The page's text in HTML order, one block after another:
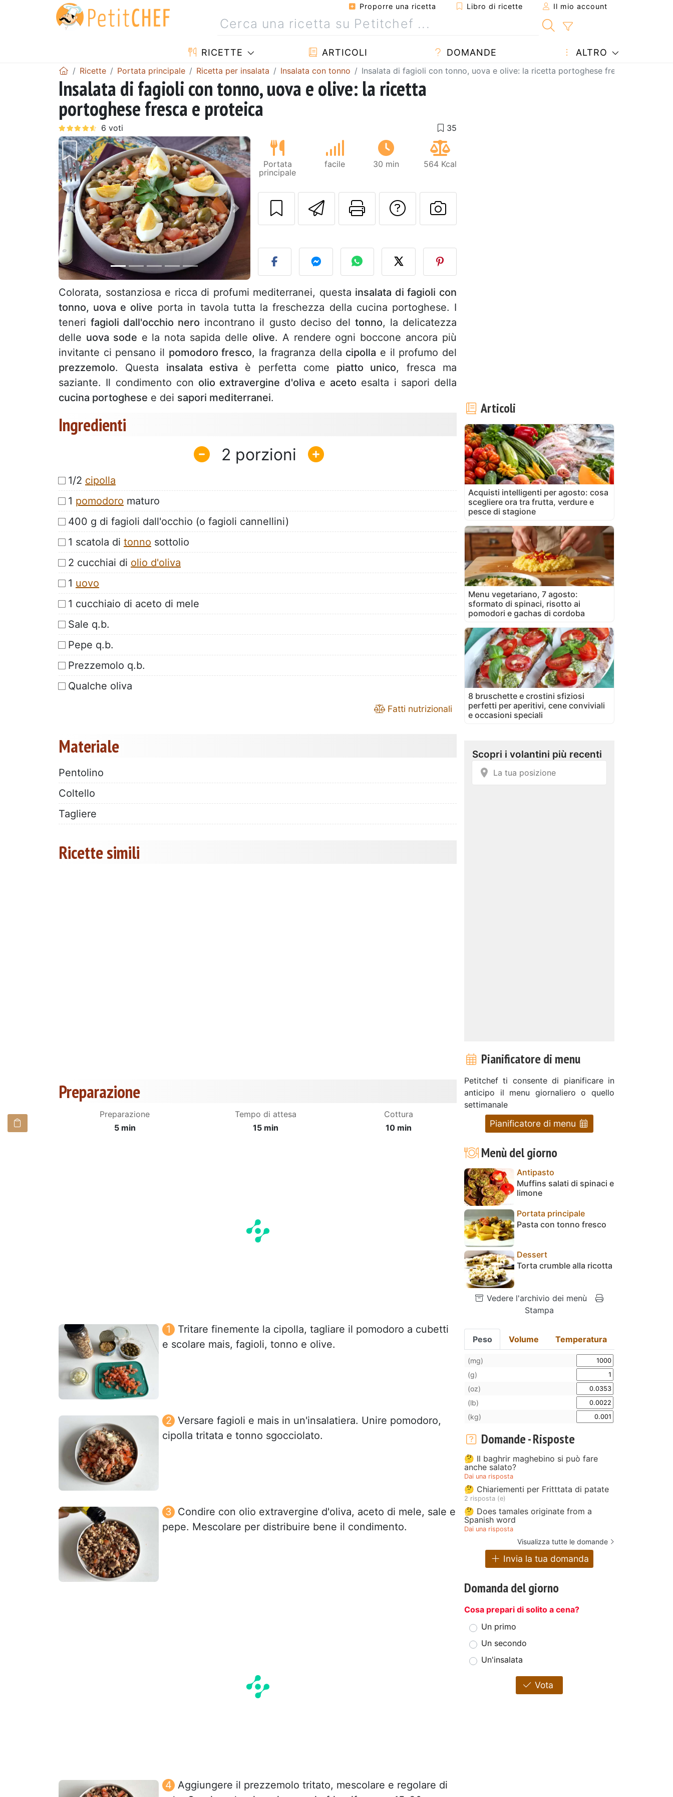
Proporre una ricetta Libro di ricette Il mio account
RICETTE ARTICOLI DOMANDE ALTRO
Ricette Portata principale Ricetta per insalata Insalata con tonno Insalata di fagioli con tonno, uova e olive: la ricetta portoghese fresca e proteica
Insalata di fagioli con tonno, uova e olive: la ricetta
portoghese fresca e proteica
Precedente Prossimo
Portata
principale
facile 30 min 564 Kcal
Invia questa ricetta ad un amico
Stampa la ricetta
Contatta l'autore della Ricetta
Pubblica la foto di questa
Colorata, sostanziosa e ricca di profumi mediterranei, questa insalata di fagioli con
tonno, uova e olive porta in tavola tutta la freschezza della cucina portoghese. I
tenerifagioli dall'occhio nero incontrano il gusto deciso del tonno, la delicatezza
delle uova sode e la nota sapida delle olive. A rendere ogni boccone ancora più
invitante ci pensano il pomodoro fresco, la fragranza della cipolla e il profumo del
prezzemolo. Questa insalata estiva è perfetta come piatto unico, fresca ma
saziante. Il condimento con olio extravergine d'oliva e aceto esalta i sapori della
cucina portoghese e dei sapori mediterranei.
Ingredienti
2
1/2 cipolla
1 pomodoro maturo
400 g di fagioli dall'occhio (o fagioli cannellini)
1 scatola di tonno sottolio
2 cucchiai di olio d'oliva
1 uovo
1 cucchiaio di aceto di mele
Sale q.b.
Pepe q.b.
Prezzemolo q.b.
Qualche oliva
Fatti nutrizionali
Materiale
Pentolino
Coltello
Tagliere
Ricette simili
Preparazione
Preparazione
5 min
Tempo di attesa
15 min
Cottura
10 min
Tritare finemente la cipolla, tagliare il pomodoro a cubetti
e scolare mais, fagioli, tonno e olive.
Versare fagioli e mais in un'insalatiera. Unire pomodoro,
cipolla tritata e tonno sgocciolato.
Condire con olio extravergine d'oliva, aceto di mele, sale e
pepe. Mescolare per distribuire bene il condimento.
Aggiungere il prezzemolo tritato, mescolare e regolare di
Articoli
Acquisti intelligenti per agosto: cosa
scegliere ora tra frutta, verdure e
pesce di stagione
Menu vegetariano, 7 agosto:
sformato di spinaci, risotto ai
pomodori e gachas di cordoba
8 bruschette e crostini sfiziosi
perfetti per aperitivi, cene conviviali
e occasioni speciali
Pianificatore di menu
Petitchef ti consente di pianificare in
anticipo il menu giornaliero o quello
settimanale
Pianificatore di menu
Menù del giorno
Antipasto
Muffins salati di spinaci e
limone
Portata principale
Pasta con tonno fresco
Dessert
Torta crumble alla ricotta
Vedere l'archivio dei menù
Stampa
Peso Volume Temperatura
(mg)
(g)
(oz)
(lb)
(kg)
Domande - Risposte
🤔 Il baghrir maghebino si può fare
anche salato?
Dai una risposta
🤔 Chiariementi per Fritttata di patate
2 risposta (e)
🤔 Does tamales originate from a
Spanish word
Dai una risposta
Visualizza tutte le domande
Invia la tua domanda
Domanda del giorno
Cosa prepari di solito a cena?
Un primo
Un secondo
Un'insalata
Vota